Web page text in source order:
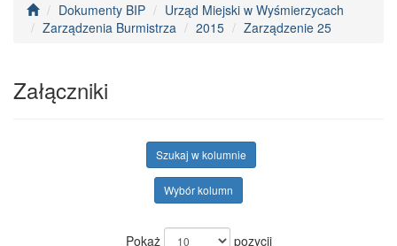
Dokumenty BIP
Urząd Miejski w Wyśmierzycach
Zarządzenia Burmistrza
2015 Zarządzenie 25
Załączniki
Szukaj w kolumnie
Wybór kolumn
Pokaż
pozycji